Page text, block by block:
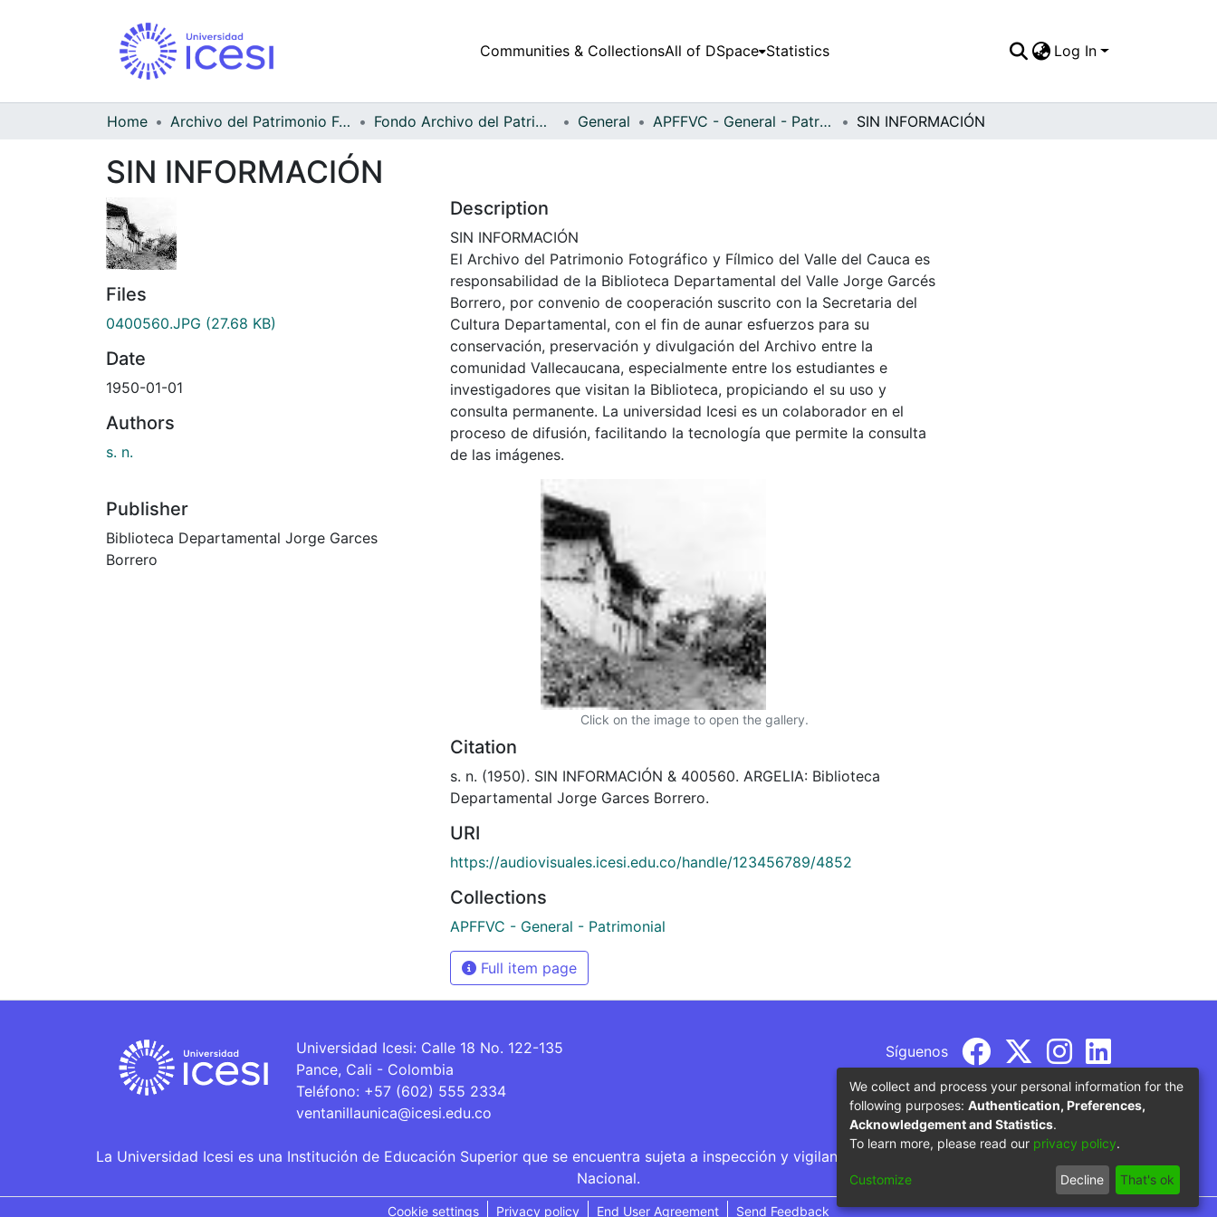
Communities & CollectionsAll of DSpace Statistics Log In
Home Archivo del Patrimonio Fotográfico y Fílmico del Valle del Cauca Fondo Archivo del Patrimonio Fotográfico y Fílmico del Valle del Cauca General APFFVC - General - Patrimonial SIN INFORMACIÓN
SIN INFORMACIÓN
Files
0400560.JPG (27.68 KB)
Date
1950-01-01
Authors
s. n.
Publisher
Biblioteca Departamental Jorge Garces
Borrero
Description
SIN INFORMACIÓN
El Archivo del Patrimonio Fotográfico y Fílmico del Valle del Cauca es
responsabilidad de la Biblioteca Departamental del Valle Jorge Garcés
Borrero, por convenio de cooperación suscrito con la Secretaria del
Cultura Departamental, con el fin de aunar esfuerzos para su
conservación, preservación y divulgación del Archivo entre la
comunidad Vallecaucana, especialmente entre los estudiantes e
investigadores que visitan la Biblioteca, propiciando el su uso y
consulta permanente. La universidad Icesi es un colaborador en el
proceso de difusión, facilitando la tecnología que permite la consulta
de las imágenes.
Click on the image to open the gallery.
Citation
s. n. (1950). SIN INFORMACIÓN & 400560. ARGELIA: Biblioteca
Departamental Jorge Garces Borrero.
URI
https://audiovisuales.icesi.edu.co/handle/123456789/4852
Collections
APFFVC - General - Patrimonial
Full item page
Universidad Icesi: Calle 18 No. 122-135
Pance, Cali - Colombia
Teléfono: +57 (602) 555 2334
ventanillaunica@icesi.edu.co
Síguenos
La Universidad Icesi es una Institución de Educación Superior que se encuentra sujeta a inspección y vigilancia por parte del Ministerio de Educación
Nacional.
Cookie settings Privacy policy End User Agreement Send Feedback
We collect and process your personal information for the
following purposes: Authentication, Preferences,
Acknowledgement and Statistics.
To learn more, please read our privacy policy.
Customize Decline That's ok